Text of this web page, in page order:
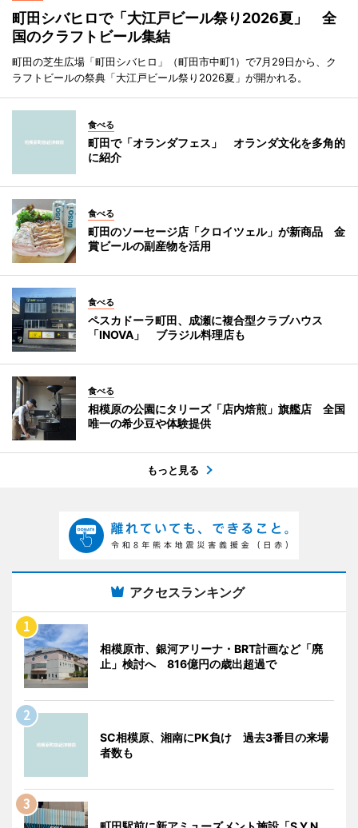
町田シバヒロで「大江戸ビール祭り2026夏」 全
国のクラフトビール集結
町田の芝生広場「町田シバヒロ」（町田市中町1）で7月29日から、ク
ラフトビールの祭典「大江戸ビール祭り2026夏」が開かれる。
食べる
町田で「オランダフェス」 オランダ文化を多角的
に紹介
食べる
町田のソーセージ店「クロイツェル」が新商品 金
賞ビールの副産物を活用
食べる
ペスカドーラ町田、成瀬に複合型クラブハウス
「INOVA」 ブラジル料理店も
食べる
相模原の公園にタリーズ「店内焙煎」旗艦店 全国
唯一の希少豆や体験提供
もっと見る
アクセスランキング
相模原市、銀河アリーナ・BRT計画など「廃
止」検討へ 816億円の歳出超過で
SC相模原、湘南にPK負け 過去3番目の来場
者数も